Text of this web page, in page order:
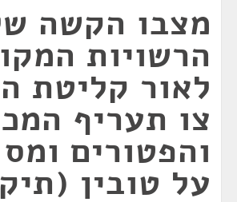
מצבו הקשה
הרשויות
לאור קליטת
צו תעריף
והפטורים
על טובין